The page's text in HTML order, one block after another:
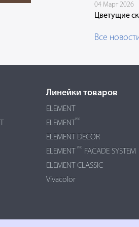
04 Март 2026
Цветущие
Все
Линейки товаров
ELEMENT
ELEMENT
PRO
ELEMENT DECOR
ELEMENT
PRO
FACADE SYSTEM
ELEMENT CLASSIC
Vivacolor